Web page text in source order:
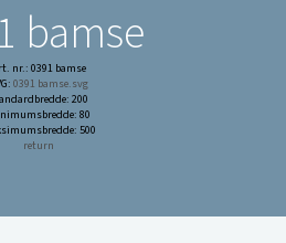
bamse
nr.: 0391 bamse
0391 bamse.svg
200
80
500
return